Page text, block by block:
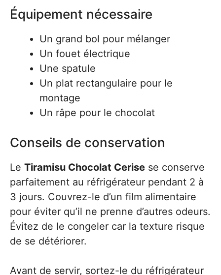
Équipement nécessaire
Un grand bol pour mélanger
Un fouet électrique
Une spatule
Un plat rectangulaire pour le
montage
Un râpe pour le chocolat
Conseils de conservation
Le Tiramisu Chocolat Cerise se conserve
parfaitement au réfrigérateur pendant 2 à
3 jours. Couvrez-le d’un film alimentaire
pour éviter qu’il ne prenne d’autres odeurs.
Évitez de le congeler car la texture risque
de se détériorer.
Avant de servir, sortez-le du réfrigérateur